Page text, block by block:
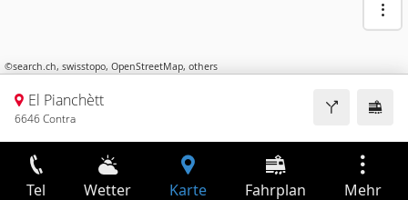
©search.ch, swisstopo, OpenStreetMap, others
El Pianchètt
6646 Contra
Tel Wetter Karte Fahrplan Mehr